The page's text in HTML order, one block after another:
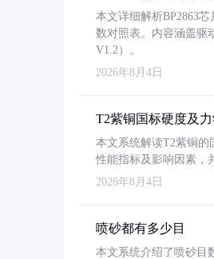
本文详细解析BP2863
数对照表。内容涵盖驱
V1.2）。
2026年8月4日
T2紫铜国标硬度及
本文系统解读T2紫铜的
性能指标及影响因素，
2026年8月4日
喷砂都有多少目
本文系统介绍了喷砂目